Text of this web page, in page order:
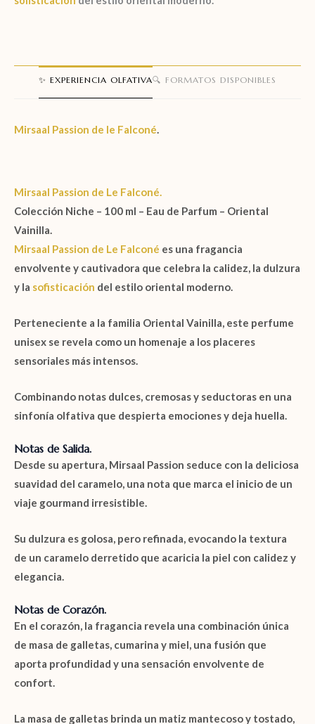
✨ EXPERIENCIA OLFATIVA🔍 FORMATOS DISPONIBLES
Mirsaal Passion de le Falconé.
Mirsaal Passion de Le Falconé.
Colección Niche – 100 ml – Eau de Parfum – Oriental
Vainilla.
Mirsaal Passion de Le Falconé es una fragancia
envolvente y cautivadora que celebra la calidez, la dulzura
y la sofisticación del estilo oriental moderno.
Perteneciente a la familia Oriental Vainilla, este perfume
unisex se revela como un homenaje a los placeres
sensoriales más intensos.
Combinando notas dulces, cremosas y seductoras en una
sinfonía olfativa que despierta emociones y deja huella.
Notas de Salida.
Desde su apertura, Mirsaal Passion seduce con la deliciosa
suavidad del caramelo, una nota que marca el inicio de un
viaje gourmand irresistible.
Su dulzura es golosa, pero refinada, evocando la textura
de un caramelo derretido que acaricia la piel con calidez y
elegancia.
Notas de Corazón.
En el corazón, la fragancia revela una combinación única
de masa de galletas, cumarina y miel, una fusión que
aporta profundidad y una sensación envolvente de
confort.
La masa de galletas brinda un matiz mantecoso y tostado,